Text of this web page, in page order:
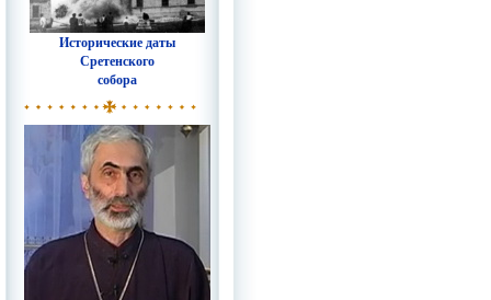
Исторические даты
Сретенского
собора